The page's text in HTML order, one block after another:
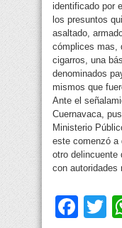
identificado por
los presuntos
asaltado,
cómplices mas,
cigarros, una
denominados
mismos que
Ante el
Cuernavaca,
Ministerio
este comenzó a
otro delincuente
con autoridades